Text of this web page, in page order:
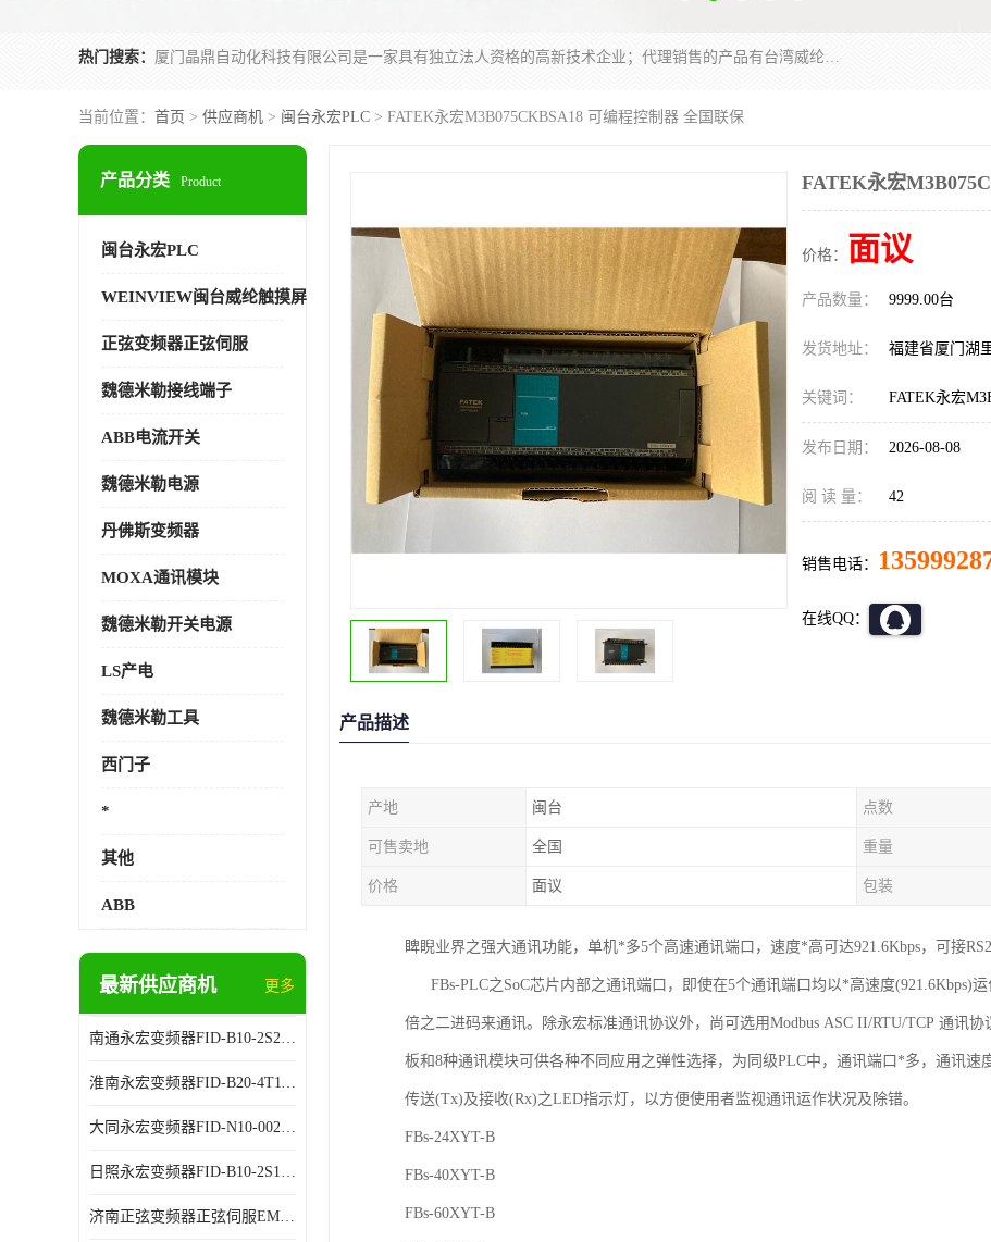
热门搜索： 厦门晶鼎自动化科技有限公司是一家具有独立法人资格的高新技术企业；代理销售的产品有台湾威纶触摸屏，魏德米勒全系列，永宏触摸屏,威纶触摸屏,台湾威纶weinview触摸屏,台湾永宏PLC，FATEK,永宏伺服,图儿克总线，施耐德，欧姆龙，西门子，富士变频，K&N蓝系列， BUSSMANN，松下变频器，丹佛斯变频器等。
当前位置： 首页 > 供应商机 > 闽台永宏PLC > FATEK永宏M3B075CKBSA18 可编程控制器 全国联保
产品分类 Product
闽台永宏PLC
WEINVIEW闽台威纶触摸屏
正弦变频器正弦伺服
魏德米勒接线端子
ABB电流开关
魏德米勒电源
丹佛斯变频器
MOXA通讯模块
魏德米勒开关电源
LS产电
魏德米勒工具
西门子
*
其他
ABB
最新供应商机 更多
南通永宏变频器FID-B10-2S2.2G 厂家销售
淮南永宏变频器FID-B20-4T11G 厂家销售
大同永宏变频器FID-N10-002243 厂家销售
日照永宏变频器FID-B10-2S1.5G 代理商销售
济南正弦变频器正弦伺服EM730-315-3代理商 变频器 代理商销售
FATEK永宏
价格： 面议
产品数量： 9999.00台
发货地址： 福建省厦门湖
关键词： FATEK永宏
发布日期： 2026-08-08
阅 读 量： 42
销售电话：
在线QQ：
产品描述
产地 闽台 点数
可售卖地 全国 重量
价格 面议 包装
睥睨业界之强大通讯功能，单机*多5个高速通讯端口，速度*高可达921.6Kbps，可接
FBs-PLC之SoC芯片内部之通讯端口，即使在5个通讯端口均以*高速度(921.6Kbps)
倍之二进码来通讯。除永宏标准通讯协议外，尚可选用Modbus ASC II/RTU/TCP 通讯
板和8种通讯模块可供各种不同应用之弹性选择，为同级PLC中，通讯端口*多，通讯
传送(Tx)及接收(Rx)之LED指示灯，以方便使用者监视通讯运作状况及除错。
FBs-24XYT-B
FBs-40XYT-B
FBs-60XYT-B